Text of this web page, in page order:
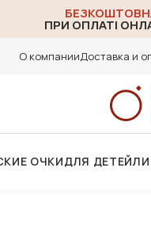
ПРИ ОПЛАТІ
О компанииДоставка и
ОЧКИДЛЯ ДЕТЕЙ